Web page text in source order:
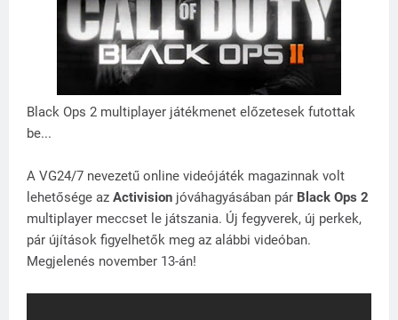
Black Ops 2 multiplayer játékmenet előzetesek futottak
be...
A VG24/7 nevezetű online videójáték magazinnak volt
lehetősége az Activision jóváhagyásában pár Black Ops 2
multiplayer meccset le játszania. Új fegyverek, új perkek,
pár újítások figyelhetők meg az alábbi videóban.
Megjelenés november 13-án!